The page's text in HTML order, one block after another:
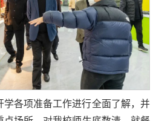
学各项准备工作进行全面了解，并